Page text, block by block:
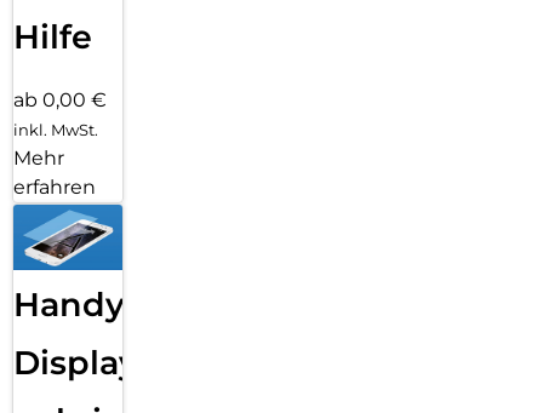
Hilfe
ab 0,00 €
inkl. MwSt.
Mehr
erfahren
Handy
Displayfolie